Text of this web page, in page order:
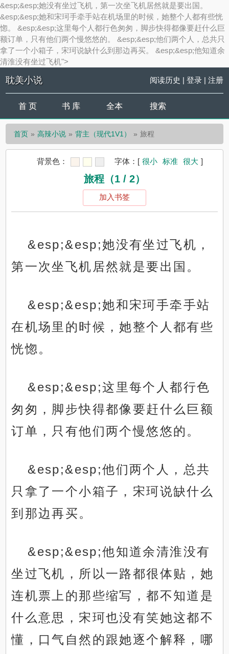
&esp;&esp;她没有坐过飞机，第一次坐飞机居然就是要出国。
&esp;&esp;她和宋珂手牵手站在机场里的时候，她整个人都有些恍
惚。 &esp;&esp;这里每个人都行色匆匆，脚步快得都像要赶什么巨
额订单，只有他们两个慢悠悠的。 &esp;&esp;他们两个人，总共只
拿了一个小箱子，宋珂说缺什么到那边再买。 &esp;&esp;他知道余
清淮没有坐过飞机">
耽美小说 阅读历史 | 登录| 注册
首 页 书 库 全本 搜索
首页 高辣小说 背主（现代1V1） 旅程
背景色： 字体： [ 很小 标准 很大 ]
旅程（1 / 2）
加入书签
&esp;&esp;她没有坐过飞机，
第一次坐飞机居然就是要出国。
&esp;&esp;她和宋珂手牵手站
在机场里的时候，她整个人都有些
恍惚。
&esp;&esp;这里每个人都行色
匆匆，脚步快得都像要赶什么巨额
订单，只有他们两个慢悠悠的。
&esp;&esp;他们两个人，总共
只拿了一个小箱子，宋珂说缺什么
到那边再买。
&esp;&esp;他知道余清淮没有
坐过飞机，所以一路都很体贴，她
连机票上的那些缩写，都不知道是
什么意思，宋珂也没有笑她这都不
懂，口气自然的跟她逐个解释，哪